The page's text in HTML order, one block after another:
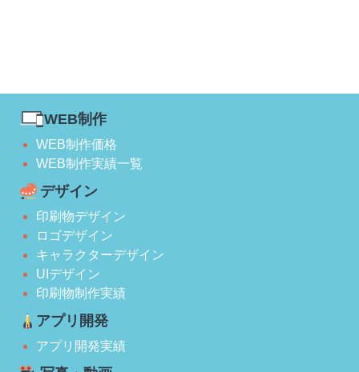
WEB制作
WEB制作価格
WEB制作実績一覧
デザイン
印刷物デザイン
ロゴデザイン
キャラクターデザイン
UIデザイン
印刷物制作実績
アプリ開発
アプリ開発実績